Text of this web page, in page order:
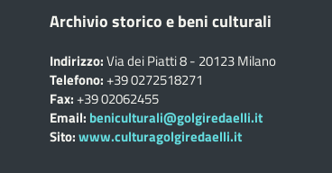
Archivio storico e beni culturali
Indirizzo:Via dei Piatti 8 - 20123 Milano
Telefono:+39 0272518271
Fax:+39 02062455
Email: beniculturali@golgiredaelli.it
Sito:www.culturagolgiredaelli.it